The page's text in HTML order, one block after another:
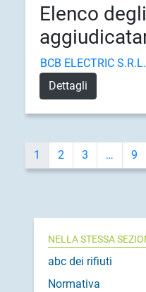
Elenco
BCB ELECTRIC S.R.L.
Dettagli
1 2 3 … 9
NELLA STESSA
abc dei rifiuti
Normativa